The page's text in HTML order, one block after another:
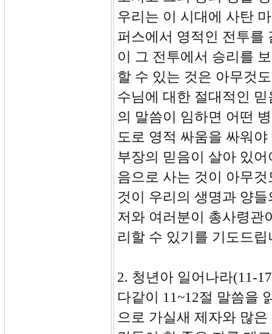
우리는 이 시대에 사탄
퍼스에서 영적인 전투를
이 그 전투에서 승리를
할 수 있는 것은 아무것
수님에 대한 절대적인
의 말씀이 임하면 어떤
도로 영적 싸움을 싸워
부장의 믿음이 살아 있
음으로 사는 것이 아무
것이 우리의 생명과 양
저와 여러분이 총사령관
리할 수 있기를 기도드립
2. 청년아 일어나라(11-
다같이 11~12절 말씀을
으로 가실새 제자와 많